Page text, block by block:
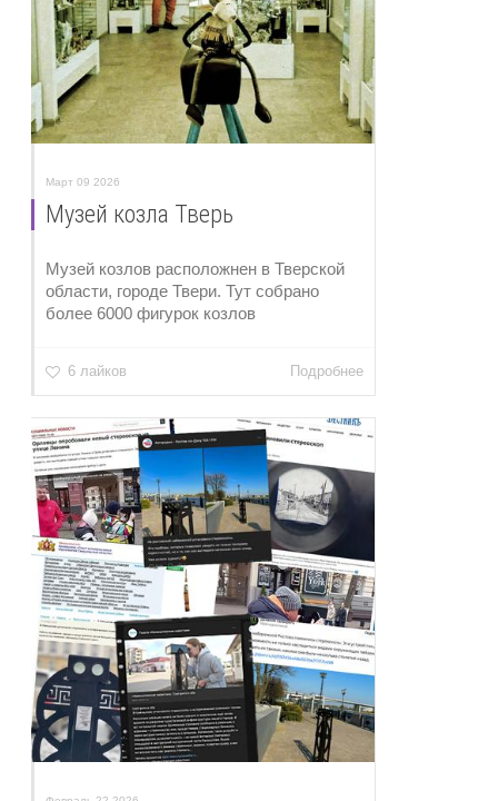
Март 09 2026
Музей козла Тверь
Музей козлов расположнен в Тверской
области, городе Твери. Тут собрано
более 6000 фигурок козлов
6 лайков Подробнее